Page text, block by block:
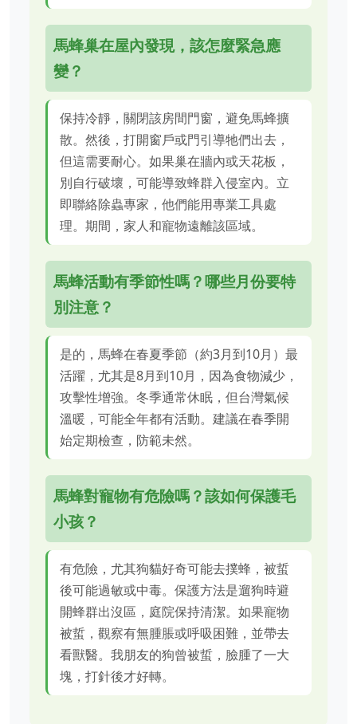
馬蜂巢在屋內發現，該怎麼緊急應
變？
保持冷靜，關閉該房間門窗，避免馬蜂擴
散。然後，打開窗戶或門引導牠們出去，
但這需要耐心。如果巢在牆內或天花板，
別自行破壞，可能導致蜂群入侵室內。立
即聯絡除蟲專家，他們能用專業工具處
理。期間，家人和寵物遠離該區域。
馬蜂活動有季節性嗎？哪些月份要特
別注意？
是的，馬蜂在春夏季節（約3月到10月）最
活躍，尤其是8月到10月，因為食物減少，
攻擊性增強。冬季通常休眠，但台灣氣候
溫暖，可能全年都有活動。建議在春季開
始定期檢查，防範未然。
馬蜂對寵物有危險嗎？該如何保護毛
小孩？
有危險，尤其狗貓好奇可能去撲蜂，被蜇
後可能過敏或中毒。保護方法是遛狗時避
開蜂群出沒區，庭院保持清潔。如果寵物
被蜇，觀察有無腫脹或呼吸困難，並帶去
看獸醫。我朋友的狗曾被蜇，臉腫了一大
塊，打針後才好轉。